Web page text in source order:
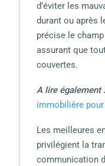
d’éviter les
durant ou après
précise le champ
assurant que
couvertes.
A lire également :
immobilière
Les meilleures
privilégient la
communication